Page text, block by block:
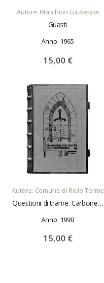
Autore: Marchiori Giuseppe
Guasti
Anno: 1965
15,00 €
AGGIUNGI AL CARRELLO
Autore: Comune di Riolo Terme
Questioni di trame. Carbonell Ducrot Kowaliska Marconato Saggi di A. Lajoix M. Quesada E. Longo e altri
Anno: 1990
15,00 €